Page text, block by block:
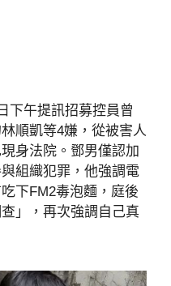
下午提訊招募控員曾
順凱等4嫌，從被害人
身法院。鄧男僅認加
組織犯罪，他強調電
下FM2毒泡麵，庭後
」，再次強調自己真